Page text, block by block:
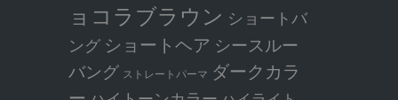
ョコラブラウン ショートバ
ング ショートヘア シースルー
バング ストレートパーマ ダークカラ